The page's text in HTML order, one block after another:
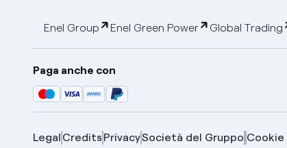
Enel Group Enel Green Power Global Trading
Paga anche con
Legal Credits PrivacySocietà del Gruppo Cookie